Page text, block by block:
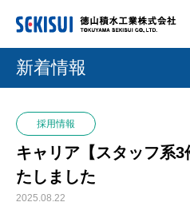
新着情報
採用情報
キャリア【スタッフ系
たしました
2025.08.22